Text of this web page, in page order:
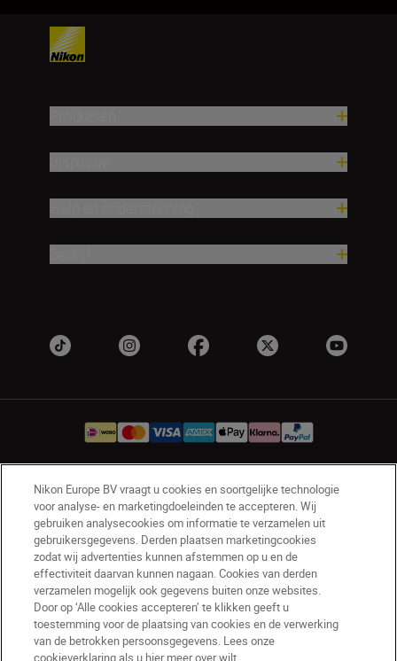
NL Nikon Sites
Contact opnemen
Privacyverklaring
Gebruiksvoorwaarden
Nikon Store - Algemene voorwaarden
Cookieverklaring
Toegankelijkheid
Cookie-instellingen
© 2026 Nikon
Nikon Europe BV vraagt u cookies en soortgelijke technologie
voor analyse- en marketingdoeleinden te accepteren. Wij
gebruiken analysecookies om informatie te verzamelen uit
gebruikersgegevens. Derden plaatsen marketingcookies
zodat wij advertenties kunnen afstemmen op u en de
effectiviteit daarvan kunnen nagaan. Cookies van derden
verzamelen mogelijk ook gegevens buiten onze websites.
Door op ‘Alle cookies accepteren’ te klikken geeft u
toestemming voor de plaatsing van cookies en de verwerking
van de betrokken persoonsgegevens. Lees onze
cookieverklaring als u hier meer over wilt